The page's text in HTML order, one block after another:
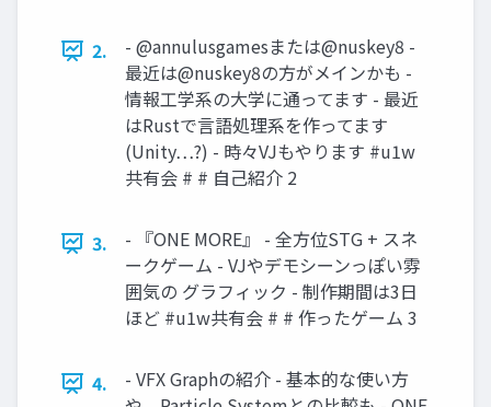
2.
- @annulusgamesまたは@nuskey8 -
最近は@nuskey8の方がメインかも -
情報工学系の大学に通ってます - 最近
はRustで言語処理系を作ってます
(Unity…?) - 時々VJもやります #u1w
共有会 # # 自己紹介 2
3.
- 『ONE MORE』 - 全方位STG + スネ
ークゲーム - VJやデモシーンっぽい雰
囲気の グラフィック - 制作期間は3日
ほど #u1w共有会 # # 作ったゲーム 3
4.
- VFX Graphの紹介 - 基本的な使い方